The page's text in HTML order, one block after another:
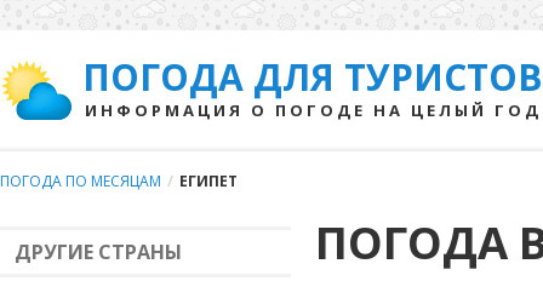
ПОГОДА ДЛЯ ТУРИСТОВ
ИНФОРМАЦИЯ О ПОГОДЕ НА ЦЕЛЫЙ ГОД
ПОГОДА ПО МЕСЯЦАМ / ЕГИПЕТ
ДРУГИЕ СТРАНЫ ПОГОДА